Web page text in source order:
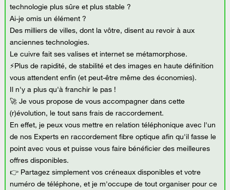
technologie plus sûre et plus stable ?
Ai-je omis un élément ?
Des milliers de villes, dont la vôtre, disent au revoir à aux
anciennes technologies.
Le cuivre fait ses valises et internet se métamorphose.
⚡Plus de rapidité, de stabilité et des images en haute définition
vous attendent enfin (et peut-être même des économies).
Il n'y a plus qu'à franchir le pas !
🚀 Je vous propose de vous accompagner dans cette
(r)évolution, le tout sans frais de raccordement.
En effet, je peux vous mettre en relation téléphonique avec l'un
de nos Experts en raccordement fibre optique afin qu'il fasse le
point avec vous et puisse vous faire bénéficier des meilleures
offres disponibles.
👉 Partagez simplement vos créneaux disponibles et votre
numéro de téléphone, et je m'occupe de tout organiser pour ce